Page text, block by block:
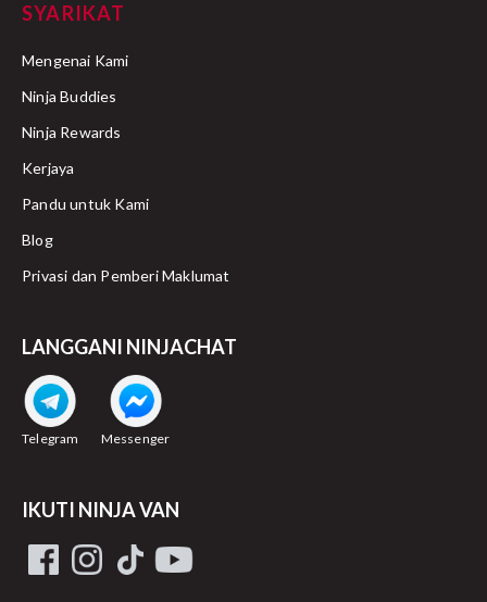
SYARIKAT
Mengenai Kami
Ninja Buddies
Ninja Rewards
Kerjaya
Pandu untuk Kami
Blog
Privasi dan Pemberi Maklumat
LANGGANI NINJACHAT
Telegram Messenger
IKUTI NINJA VAN